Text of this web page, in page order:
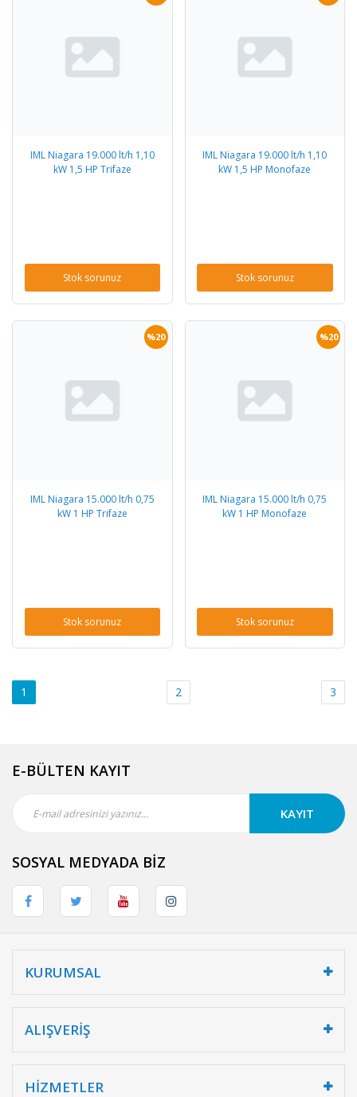
IML Niagara 19.000 lt/h 1,10
kW 1,5 HP Trifaze
Stok sorunuz
IML Niagara 19.000 lt/h 1,10
kW 1,5 HP Monofaze
Stok sorunuz
%20
IML Niagara 15.000 lt/h 0,75
kW 1 HP Trifaze
Stok sorunuz
%20
IML Niagara 15.000 lt/h 0,75
kW 1 HP Monofaze
Stok sorunuz
1 2 3
E-BÜLTEN KAYIT
KAYIT
SOSYAL MEDYADA BİZ
KURUMSAL
ALIŞVERİŞ
HİZMETLER